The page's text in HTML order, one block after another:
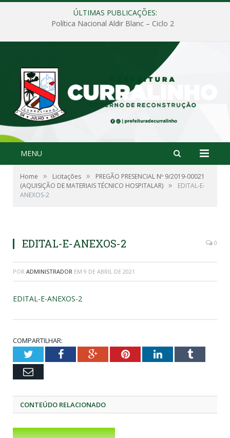
ÚLTIMAS PUBLICAÇÕES:
Política Nacional Aldir Blanc – Ciclo 2
MENU
Home » Licitações »
PREGÃO PRESENCIAL Nº 9/2019-00021
(AQUISIÇÃO DE MATERIAIS TÉCNICO HOSPITALAR) »
EDITAL-E-
ANEXOS-2
EDITAL-E-ANEXOS-2 0
POR ADMINISTRADOR EM 9 DE ABRIL DE 2021
EDITAL-E-ANEXOS-2
COMPARTILHAR:
TwitterFacebookGoogle+PinterestLinkedInTumblr
Email
CONTEÚDO RELACIONADO